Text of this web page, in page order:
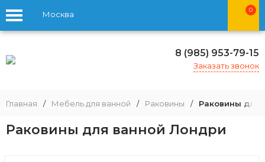
Москва 0
8 (985) 953-79-15
Заказать звонок
Главная / Мебель для ванной / Раковины / Раковины для
Раковины для ванной Лондри